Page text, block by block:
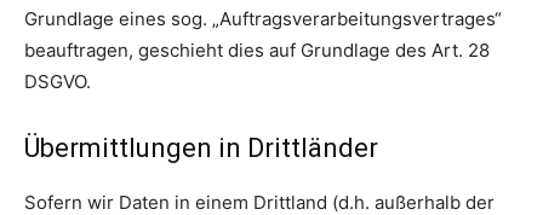
Grundlage eines sog. „Auftragsverarbeitungsvertrages“
beauftragen, geschieht dies auf Grundlage des Art. 28
DSGVO.
Übermittlungen in Drittländer
Sofern wir Daten in einem Drittland (d.h. außerhalb der